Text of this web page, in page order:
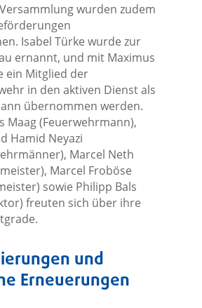
wurden zudem
Isabel Türke wurde zur
ernannt, und mit Maximus
ein Mitglied der
in den aktiven Dienst als
übernommen werden.
Maag (Feuerwehrmann),
Hamid Neyazi
Marcel Neth
Marcel Froböse
sowie Philipp Bals
freuten sich über ihre
und
Erneuerungen